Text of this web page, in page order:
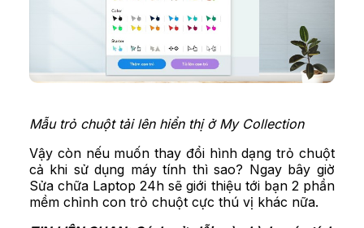
Mẫu trỏ chuột tải lên hiển thị ở My Collection
Vậy còn nếu muốn thay đổi hình dạng trỏ chuột
cả khi sử dụng máy tính thì sao? Ngay bây giờ
Sửa chữa Laptop 24h sẽ giới thiệu tới bạn 2 phần
mềm chỉnh con trỏ chuột cực thú vị khác nữa.